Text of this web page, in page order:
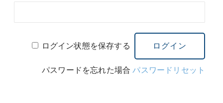
ログイン状態を保存する
パスワードを忘れた場合パスワードリセット